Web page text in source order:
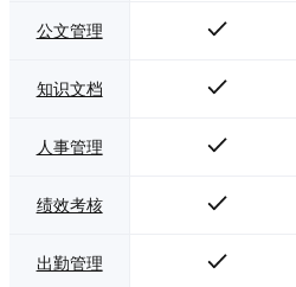
公文管理
知识文档
人事管理
绩效考核
出勤管理